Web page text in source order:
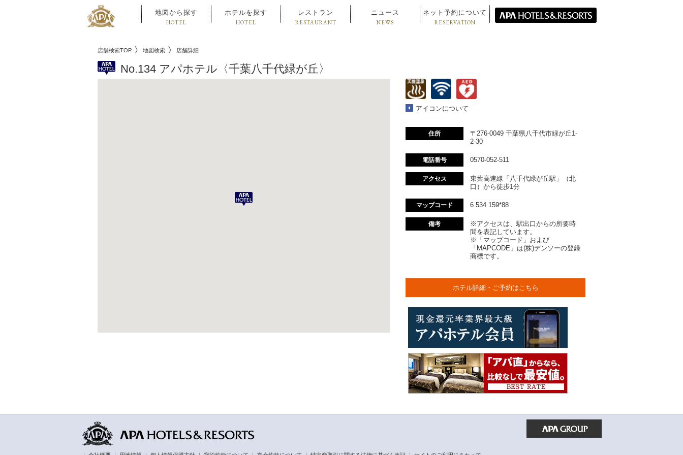
地図から探す
HOTEL
ホテルを探す
HOTEL
レストラン
RESTAURANT
ニュース
NEWS
ネット予約について
RESERVATION
店舗検索TOP 地図検索 店舗詳細
No.134 アパホテル〈千葉八千代緑が丘〉
アイコンについて
住所
〒276-0049 千葉県八千代市緑が丘1-
2-30
電話番号 0570-052-511
アクセス
東葉高速線「八千代緑が丘駅」（北
口）から徒歩1分
マップコード 6 534 159*88
備考
※アクセスは、駅出口からの所要時
間を表記しています。
※「マップコード」および
「MAPCODE」は(株)デンソーの登録
商標です。
ホテル詳細・ご予約はこちら